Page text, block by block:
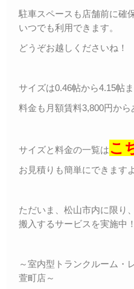
駐車スペースも店舗前に確
いつでも利用できます。
どうぞお越しくださいね！
サイズは0.46帖から4.15帖
料金も月額賃料3,800円から
サイズと料金の一覧はこ
お見積りも簡単にできますよ
ただいま、松山市内に限り
搬入するサービスを実施中！
～室内型トランクルーム
萱町店～